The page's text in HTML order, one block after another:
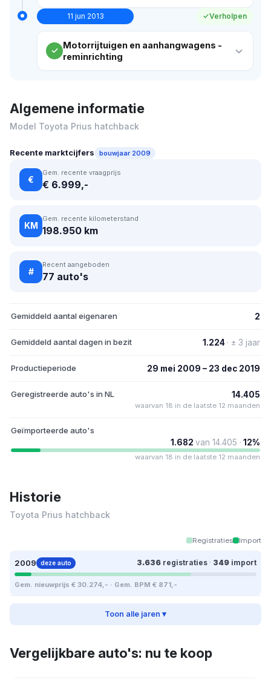
11 jun 2013 Verholpen
Motorrijtuigen en aanhangwagens -
reminrichting
Algemene informatie
Model Toyota Prius hatchback
Recente marktcijfers bouwjaar 2009
€
Gem. recente vraagprijs
€ 6.999,-
KM
Gem. recente kilometerstand
198.950 km
#
Recent aangeboden
77 auto's
Gemiddeld aantal eigenaren 2
Gemiddeld aantal dagen in bezit 1.224 · ± 3 jaar
Productieperiode 29 mei 2009 – 23 dec 2019
Geregistreerde auto's in NL 14.405
waarvan 18 in de laatste 12 maanden
Geïmporteerde auto's
1.682 van 14.405 · 12%
waarvan 18 in de laatste 12 maanden
Historie
Toyota Prius hatchback
Registraties Import
2009 deze auto 3.636 registraties · 349 import
Gem. nieuwprijs € 30.274,- · Gem. BPM € 871,-
Toon alle jaren ▾
Vergelijkbare auto's: nu te koop